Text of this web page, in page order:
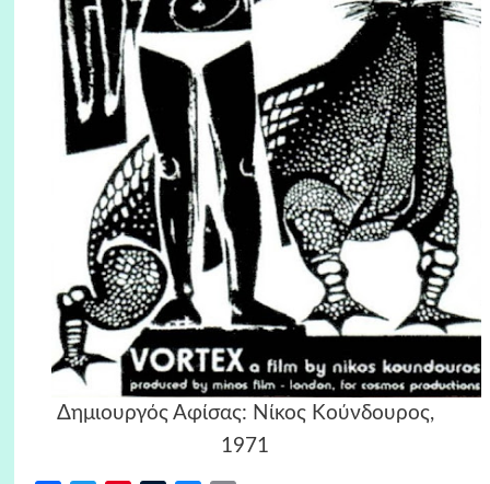
Δημιουργός Αφίσας: Nίκος Kούνδουρος,
1971